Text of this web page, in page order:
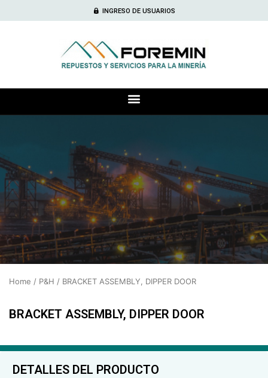
INGRESO DE USUARIOS
Home / P&H / BRACKET ASSEMBLY, DIPPER DOOR
BRACKET ASSEMBLY, DIPPER DOOR
DETALLES DEL PRODUCTO